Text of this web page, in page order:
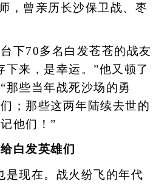
，曾亲历长沙保卫战、枣
70多名白发苍苍的战友
下来，是幸运。”他又顿了
那些当年战死沙场的勇
；那些这两年陆续去世的
他们！”
白发英雄们
现在。战火纷飞的年代